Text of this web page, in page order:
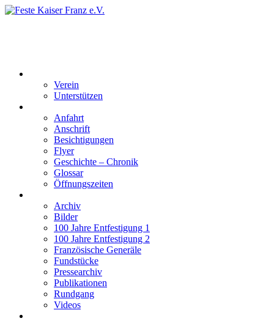
Verein
Unterstützen
Anfahrt
Anschrift
Besichtigungen
Flyer
Geschichte – Chronik
Glossar
Öffnungszeiten
Archiv
Bilder
100 Jahre Entfestigung 1
100 Jahre Entfestigung 2
Französische Generäle
Fundstücke
Pressearchiv
Publikationen
Rundgang
Videos